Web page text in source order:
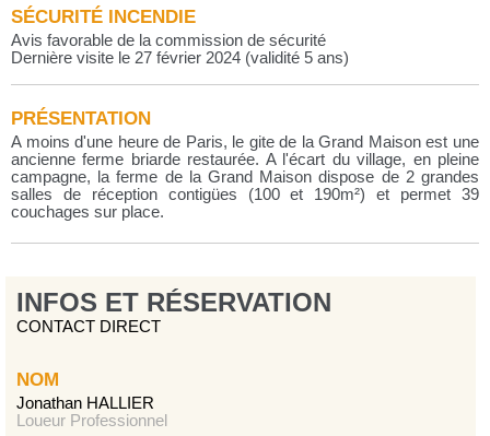
SÉCURITÉ INCENDIE
Avis favorable de la commission de sécurité
Dernière visite le 27 février 2024 (validité 5 ans)
PRÉSENTATION
A moins d'une heure de Paris, le gite de la Grand Maison est une
ancienne ferme briarde restaurée. A l'écart du village, en pleine
campagne, la ferme de la Grand Maison dispose de 2 grandes
salles de réception contigües (100 et 190m²) et permet 39
couchages sur place.
INFOS ET RÉSERVATION
CONTACT DIRECT
NOM
Jonathan HALLIER
Loueur Professionnel